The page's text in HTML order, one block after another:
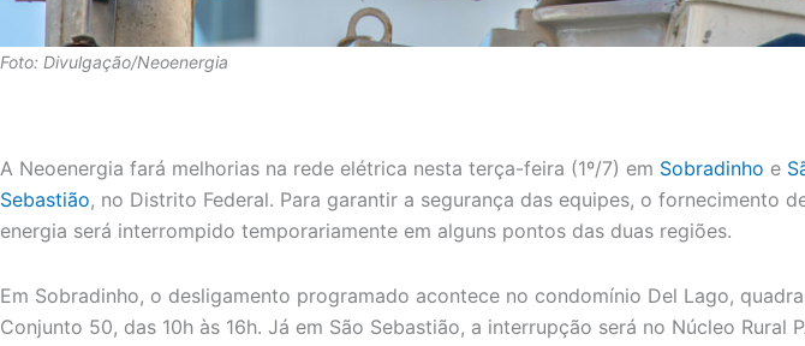
Foto: Divulgação/Neoenergia
A Neoenergia fará melhorias na rede elétrica nesta terça-feira (1º/7) em Sobradinho e
Sebastião, no Distrito Federal. Para garantir a segurança das equipes, o fornecimento
energia será interrompido temporariamente em alguns pontos das duas regiões.
Em Sobradinho, o desligamento programado acontece no condomínio Del Lago,
Conjunto 50, das 10h às 16h. Já em São Sebastião, a interrupção será no Núcleo Rural